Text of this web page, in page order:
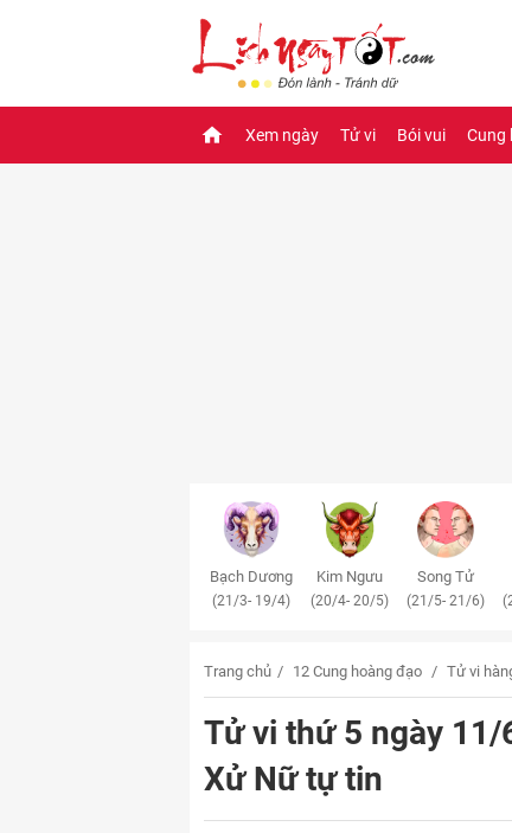
Xem ngày Tử vi Bói vui Cung
Bạch Dương
(21/3- 19/4)
Kim Ngưu
(20/4- 20/5)
Song Tử
(21/5- 21/6)
Trang chủ 12 Cung hoàng đạo Tử vi
Tử vi thứ 5 ngày
Xử Nữ tự tin